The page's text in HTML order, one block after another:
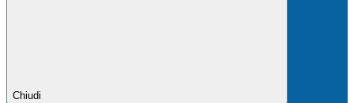
Chiudi